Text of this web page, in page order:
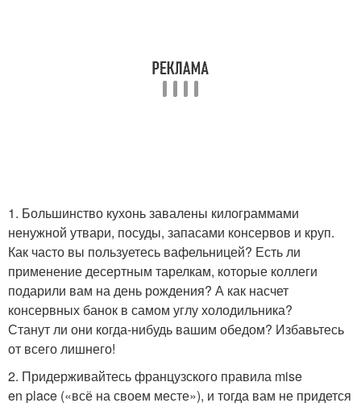
1. Большинство кухонь завалены килограммами
ненужной утвари, посуды, запасами консервов и круп.
Как часто вы пользуетесь вафельницей? Есть ли
применение десертным тарелкам, которые коллеги
подарили вам на день рождения? А как насчет
консервных банок в самом углу холодильника?
Станут ли они когда-нибудь вашим обедом? Избавьтесь
от всего лишнего!
2. Придерживайтесь французского правила mise
en place («всё на своем месте»), и тогда вам не придется